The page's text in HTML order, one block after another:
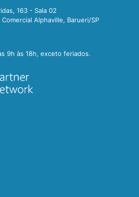
163 - Sala 02
Alphaville, Barueri/SP
9h às 18h, exceto feriados.